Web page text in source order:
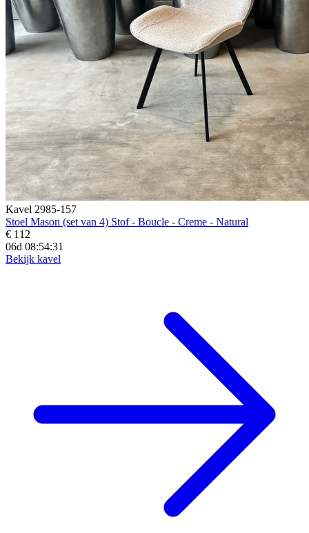
Kavel 2985-157
Stoel Mason (set van 4) Stof - Boucle - Creme - Natural
€ 112
06d 08:54:29
Bekijk kavel